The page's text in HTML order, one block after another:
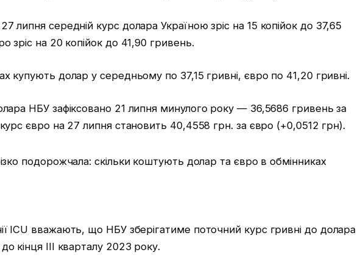
липня середній курс долара Україною зріс на 15 копійок до 37,65
зріс на 20 копійок до 41,90 гривень.
купують долар у середньому по 37,15 гривні, євро по 41,20 гривні.
НБУ зафіксовано 21 липня минулого року — 36,5686 гривень за
євро на 27 липня становить 40,4558 грн. за євро (+0,0512 грн).
ICU вважають, що НБУ зберігатиме поточний курс гривні до долара
кінця III кварталу 2023 року.